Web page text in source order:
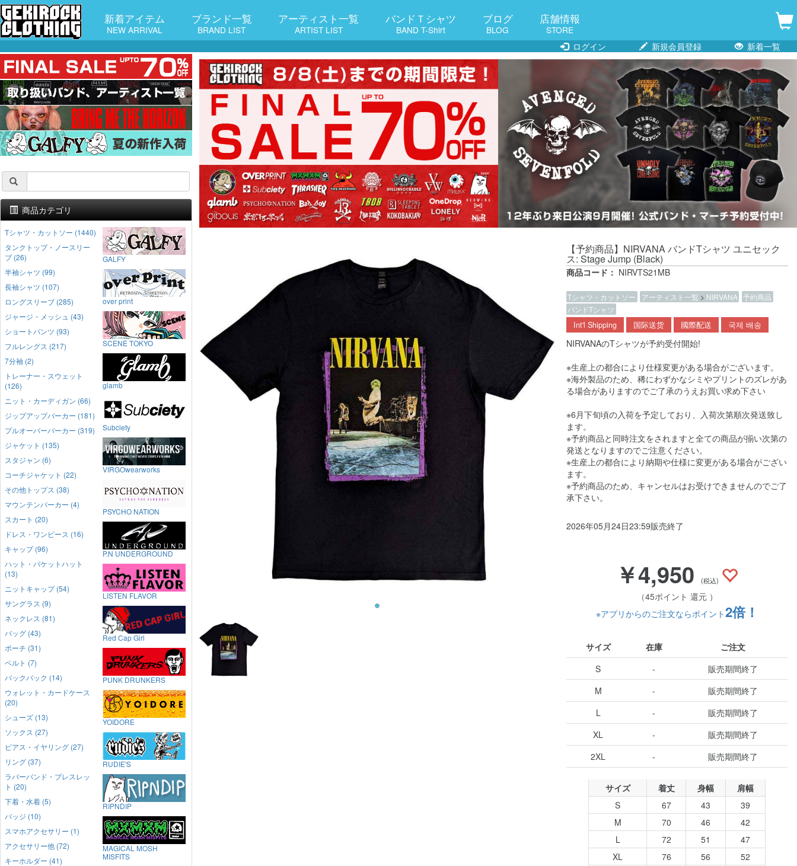
新着アイテム
NEW ARRIVAL
ブランド一覧
BRAND LIST
アーティスト一覧
ARTIST LIST
バンドＴシャツ
BAND T-Shirt
ブログ
BLOG
店舗情報
STORE
ログイン
新規会員登録 新着一覧
【予約商品】NIRVANA バンドTシャツ ユニセック
ス: Stage Jump (Black)
商品コード： NIRVTS21MB
Tシャツ・カットソー アーティスト一覧 > NIRVANA 予約商品
バンドTシャツ
Int'l Shipping 国际送货 國際配送 국제 배송
NIRVANAのTシャツが予約受付開始!
※生産上の都合により仕様変更がある場合がございます。
※海外製品のため、稀にわずかなシミやプリントのズレがあ
る場合がありますのでご了承のうえお買い求め下さい
※6月下旬頃の入荷を予定しており、入荷次第順次発送致し
ます。
※予約商品と同時注文をされますと全ての商品が揃い次第の
発送となりますのでご注意ください。
※生産上の都合により納期や仕様に変更がある場合がござい
ます。
※予約商品のため、キャンセルはお受けできませんのでご了
承下さい。
2026年05月24日23:59販売終了
￥4,950 (税込)
（45ポイント 還元 ）
※アプリからのご注文ならポイント2倍！
サイズ 在庫
ご注文
S
-
販売期間終了
M
-
販売期間終了
L
-
販売期間終了
XL
-
販売期間終了
2XL
- 販売期間終了
サイズ 着丈 身幅
肩幅
S
67 43
39
M
70 46
42
L
72 51
47
XL
76 56
52
商品カテゴリ
Tシャツ・カットソー (1440)
タンクトップ・ノースリー
ブ (26)
半袖シャツ (99)
長袖シャツ (107)
ロングスリーブ (285)
ジャージ・メッシュ (43)
ショートパンツ (93)
フルレングス (217)
7分袖 (2)
トレーナー・スウェット
(126)
ニット・カーディガン (66)
ジップアップパーカー (181)
プルオーバーパーカー (319)
ジャケット (135)
スタジャン (6)
コーチジャケット (22)
その他トップス (38)
マウンテンパーカー (4)
スカート (20)
ドレス・ワンピース (16)
キャップ (96)
ハット・バケットハット
(13)
ニットキャップ (54)
サングラス (9)
ネックレス (81)
バッグ (43)
ポーチ (31)
ベルト (7)
バックパック (14)
ウォレット・カードケース
(20)
シューズ (13)
ソックス (27)
ピアス・イヤリング (27)
リング (37)
ラバーバンド・ブレスレッ
ト (20)
下着・水着 (5)
バッジ (10)
スマホアクセサリー (1)
アクセサリー他 (72)
キーホルダー (41)
GALFY
over print
SCENE TOKYO
glamb
Subciety
VIRGOwearworks
PSYCHO NATION
P.N UNDERGROUND
LISTEN FLAVOR
Red Cap Girl
PUNK DRUNKERS
YOIDORE
RUDIE'S
RIPNDIP
MAGICAL MOSH
MISFITS